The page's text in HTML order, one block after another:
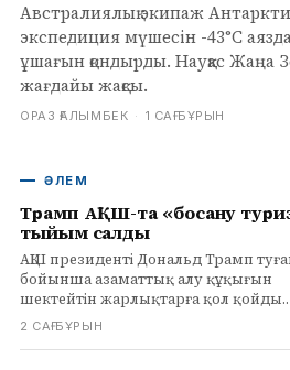
Австралиялық экипаж
экспедиция мүшесін -43°C
ұшағын қондырды. Науқас Жаңа
жағдайы жақсы.
ОРАЗ ҒАЛЫМБЕК · 1 САҒ БҰРЫН
ӘЛЕМ
Трамп АҚШ-та «босану
тыйым салды
АҚШ президенті Дональд Трамп
бойынша азаматтық алу құқығын
шектейтін жарлықтарға қол қойды.
«Босану туризміне» тыйым
2 САҒ БҰРЫН